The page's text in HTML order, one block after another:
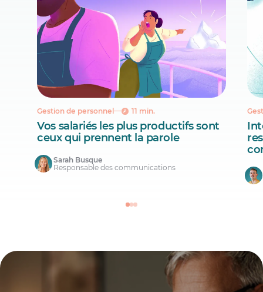
Gestion de personnel 11 min.
Vos salariés les plus productifs sont
ceux qui prennent la parole
Sarah Busque
Responsable des communications